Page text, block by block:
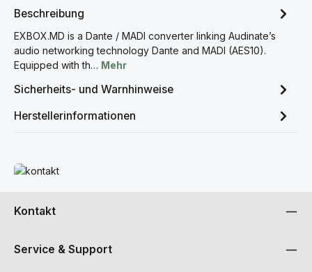
Beschreibung
EXBOX.MD is a Dante / MADI converter linking Audinate’s
audio networking technology Dante and MADI (AES10).
Equipped with th… Mehr
Sicherheits- und Warnhinweise
Herstellerinformationen
Mehr erfahren
Kontakt
Service & Support